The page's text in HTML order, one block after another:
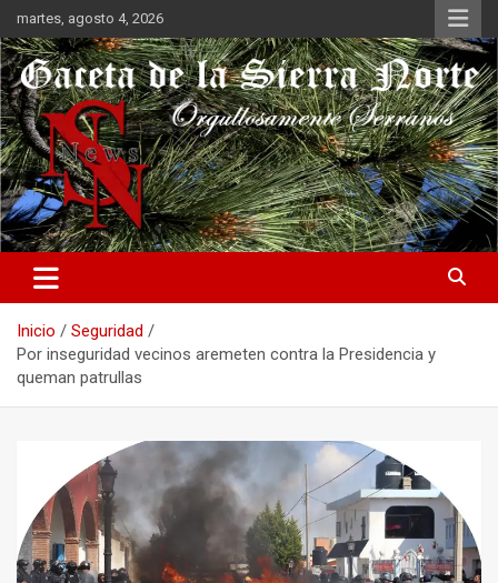
al
contenido
martes, agosto 4, 2026
Gaceta de la Sierra Norte
Orgullosamente Serranos
Inicio
Seguridad
Por inseguridad vecinos aremeten contra la Presidencia y
queman patrullas